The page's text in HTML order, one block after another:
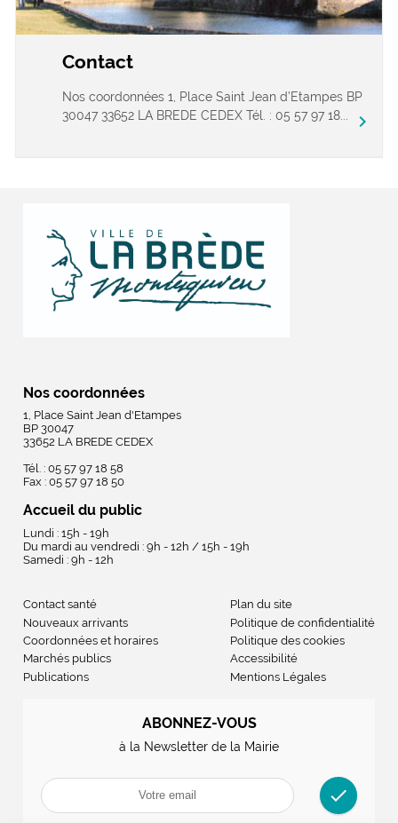
Contact
Nos coordonnées 1, Place Saint Jean d’Etampes BP
30047 33652 LA BREDE CEDEX Tél. : 05 57 97 18...
chevron_right
Nos coordonnées
1, Place Saint Jean d'Etampes
BP 30047
33652 LA BREDE CEDEX
Tél. : 05 57 97 18 58
Fax : 05 57 97 18 50
Accueil du public
Lundi : 15h - 19h
Du mardi au vendredi : 9h - 12h / 15h - 19h
Samedi : 9h - 12h
Contact santé
Nouveaux arrivants
Coordonnées et horaires
Marchés publics
Publications
Plan du site
Politique de confidentialité
Politique des cookies
Accessibilité
Mentions Légales
ABONNEZ-VOUS
à la Newsletter de la Mairie
check